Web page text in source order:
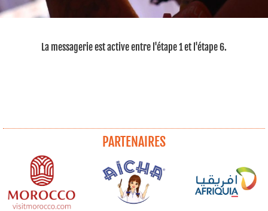
La messagerie est active entre l'étape 1 et l'étape 6.
PARTENAIRES